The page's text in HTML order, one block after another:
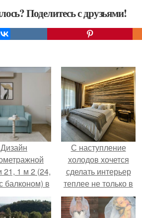
Поделитесь с друзьями!
Дизайн
21, 1 м 2 (24,
балконом) в
С наступление
холодов хочется
сделать интерьер
теплее не только в
визуальном плане.